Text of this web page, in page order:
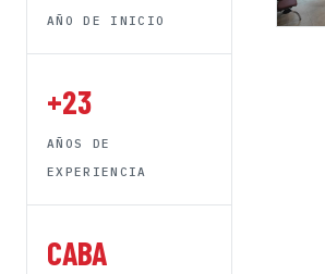
AÑO DE INICIO
+23
AÑOS DE
EXPERIENCIA
CABA